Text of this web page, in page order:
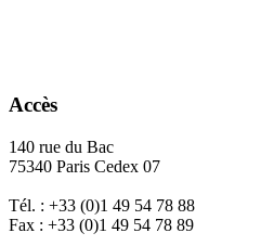
Accès
140 rue du Bac
75340 Paris Cedex 07
Tél. : +33 (0)1 49 54 78 88
Fax : +33 (0)1 49 54 78 89